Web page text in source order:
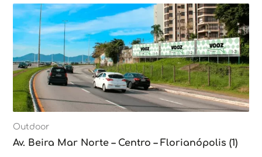
Outdoor
Av. Beira Mar Norte – Centro – Florianópolis (1)